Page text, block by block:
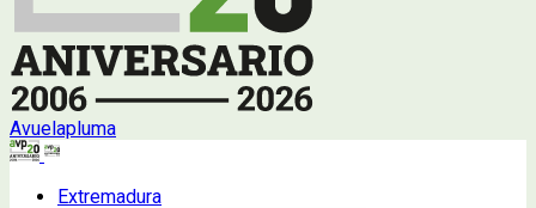
Avuelapluma
Extremadura